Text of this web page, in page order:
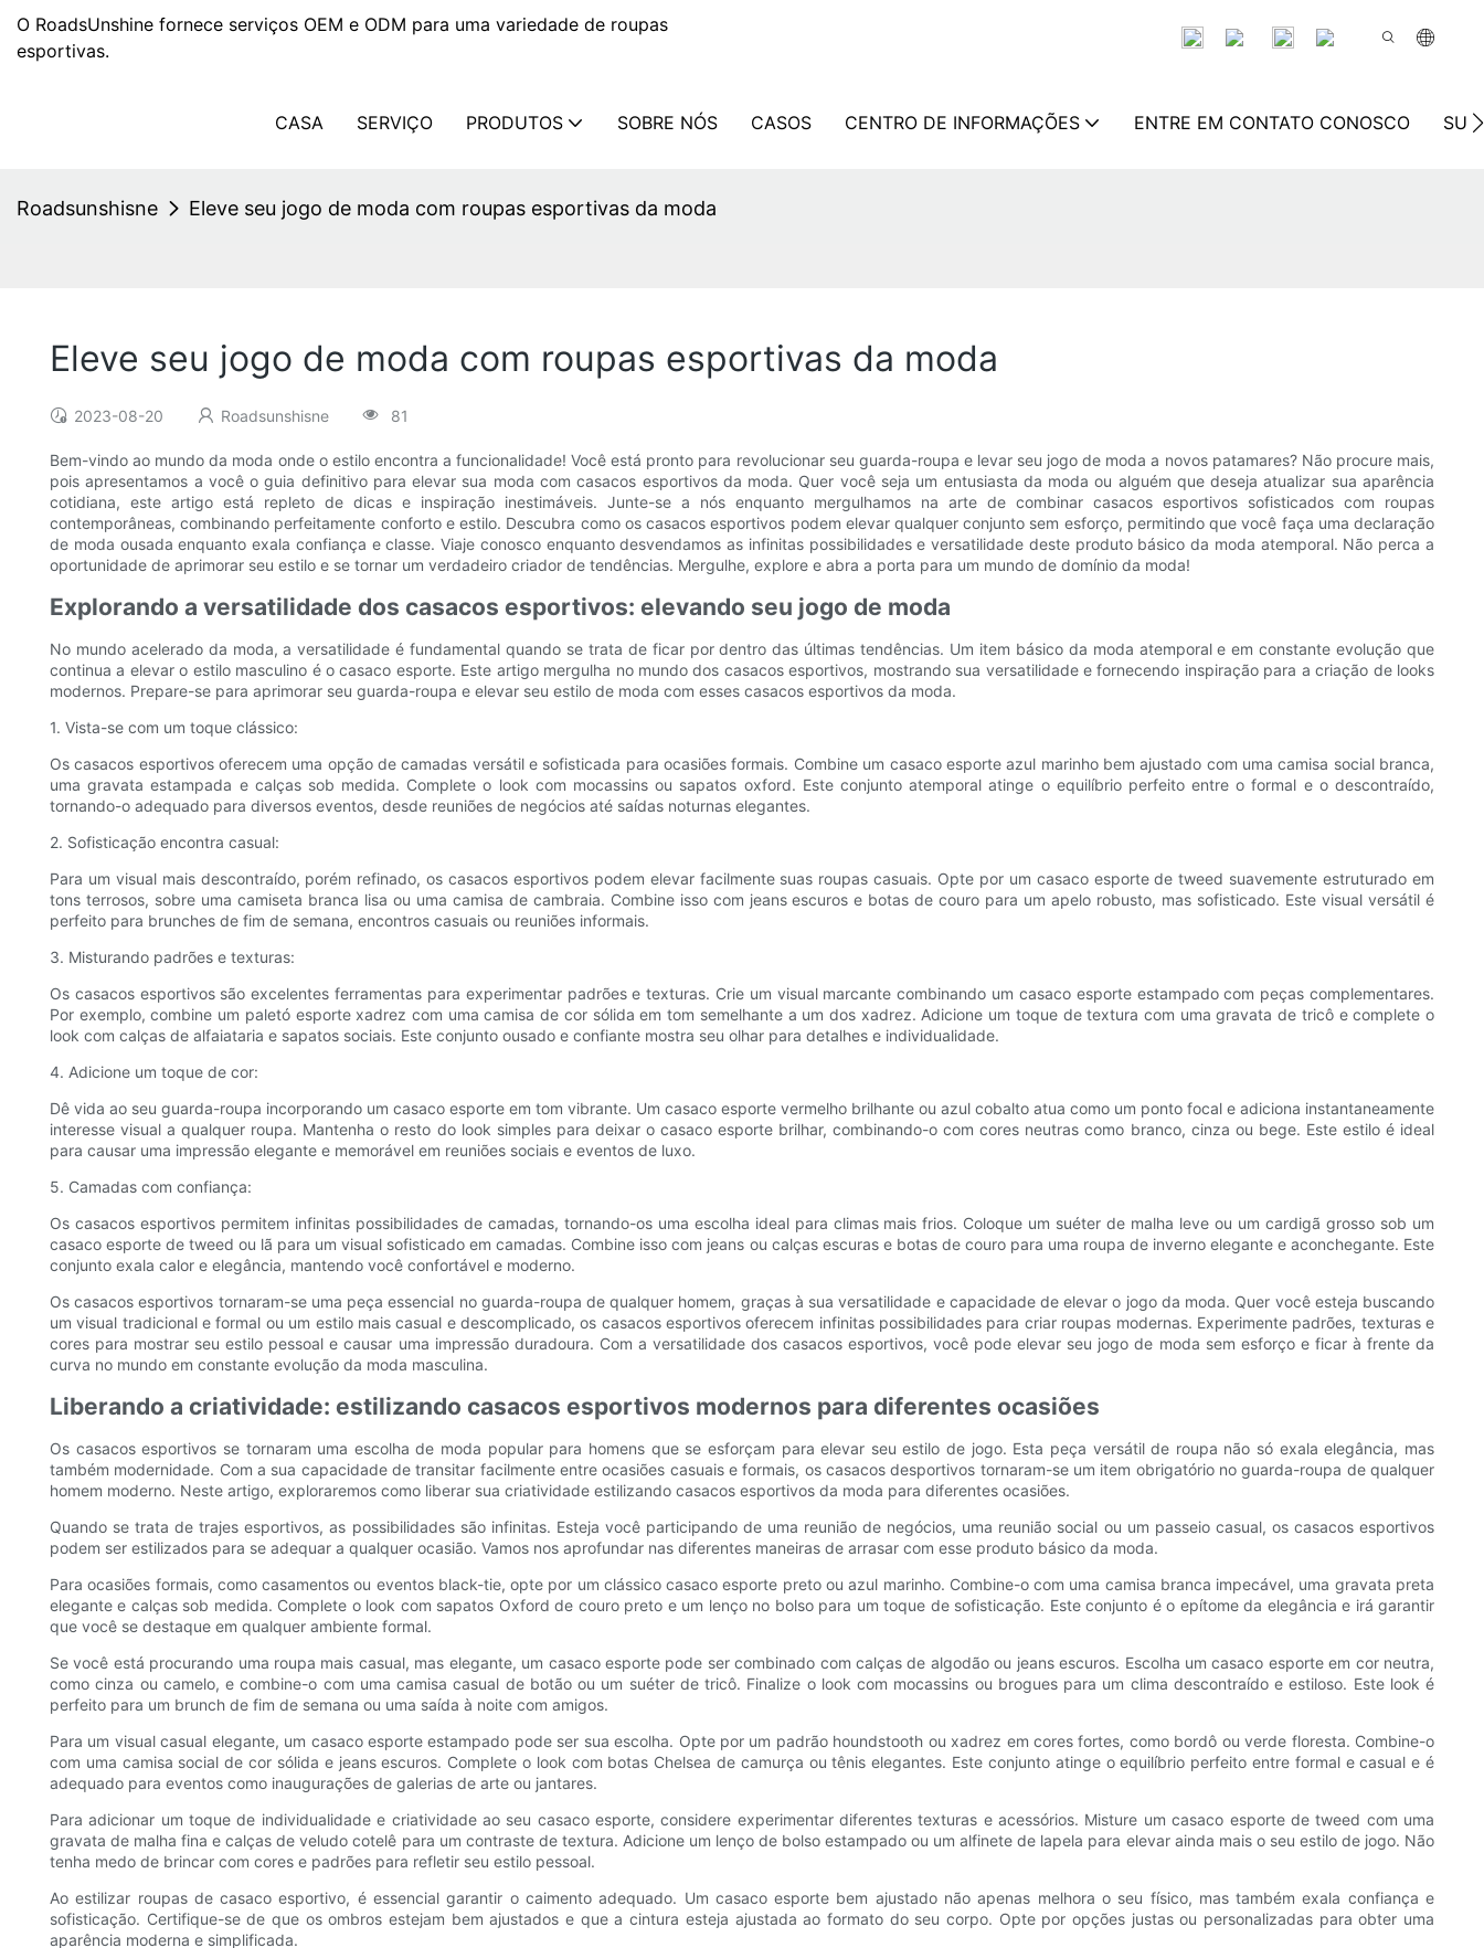
O RoadsUnshine fornece serviços OEM e ODM para uma variedade de roupas
esportivas.
CASA SERVIÇO PRODUTOS SOBRE NÓS CASOS CENTRO DE INFORMAÇÕES ENTRE EM CONTATO CONOSCO
Roadsunshisne Eleve seu jogo de moda com roupas esportivas da moda
Eleve seu jogo de moda com roupas esportivas da moda
2023-08-20 Roadsunshisne 81
Bem-vindo ao mundo da moda onde o estilo encontra a funcionalidade! Você está pronto para revolucionar seu guarda-roupa e levar seu jogo de moda a novos patamares? Não procure mais,
pois apresentamos a você o guia definitivo para elevar sua moda com casacos esportivos da moda. Quer você seja um entusiasta da moda ou alguém que deseja atualizar sua aparência
cotidiana, este artigo está repleto de dicas e inspiração inestimáveis. Junte-se a nós enquanto mergulhamos na arte de combinar casacos esportivos sofisticados com roupas
contemporâneas, combinando perfeitamente conforto e estilo. Descubra como os casacos esportivos podem elevar qualquer conjunto sem esforço, permitindo que você faça uma declaração
de moda ousada enquanto exala confiança e classe. Viaje conosco enquanto desvendamos as infinitas possibilidades e versatilidade deste produto básico da moda atemporal. Não perca a
oportunidade de aprimorar seu estilo e se tornar um verdadeiro criador de tendências. Mergulhe, explore e abra a porta para um mundo de domínio da moda!
Explorando a versatilidade dos casacos esportivos: elevando seu jogo de moda
No mundo acelerado da moda, a versatilidade é fundamental quando se trata de ficar por dentro das últimas tendências. Um item básico da moda atemporal e em constante evolução que
continua a elevar o estilo masculino é o casaco esporte. Este artigo mergulha no mundo dos casacos esportivos, mostrando sua versatilidade e fornecendo inspiração para a criação de looks
modernos. Prepare-se para aprimorar seu guarda-roupa e elevar seu estilo de moda com esses casacos esportivos da moda.
1. Vista-se com um toque clássico:
Os casacos esportivos oferecem uma opção de camadas versátil e sofisticada para ocasiões formais. Combine um casaco esporte azul marinho bem ajustado com uma camisa social branca,
uma gravata estampada e calças sob medida. Complete o look com mocassins ou sapatos oxford. Este conjunto atemporal atinge o equilíbrio perfeito entre o formal e o descontraído,
tornando-o adequado para diversos eventos, desde reuniões de negócios até saídas noturnas elegantes.
2. Sofisticação encontra casual:
Para um visual mais descontraído, porém refinado, os casacos esportivos podem elevar facilmente suas roupas casuais. Opte por um casaco esporte de tweed suavemente estruturado em
tons terrosos, sobre uma camiseta branca lisa ou uma camisa de cambraia. Combine isso com jeans escuros e botas de couro para um apelo robusto, mas sofisticado. Este visual versátil é
perfeito para brunches de fim de semana, encontros casuais ou reuniões informais.
3. Misturando padrões e texturas:
Os casacos esportivos são excelentes ferramentas para experimentar padrões e texturas. Crie um visual marcante combinando um casaco esporte estampado com peças complementares.
Por exemplo, combine um paletó esporte xadrez com uma camisa de cor sólida em tom semelhante a um dos xadrez. Adicione um toque de textura com uma gravata de tricô e complete o
look com calças de alfaiataria e sapatos sociais. Este conjunto ousado e confiante mostra seu olhar para detalhes e individualidade.
4. Adicione um toque de cor:
Dê vida ao seu guarda-roupa incorporando um casaco esporte em tom vibrante. Um casaco esporte vermelho brilhante ou azul cobalto atua como um ponto focal e adiciona instantaneamente
interesse visual a qualquer roupa. Mantenha o resto do look simples para deixar o casaco esporte brilhar, combinando-o com cores neutras como branco, cinza ou bege. Este estilo é ideal
para causar uma impressão elegante e memorável em reuniões sociais e eventos de luxo.
5. Camadas com confiança:
Os casacos esportivos permitem infinitas possibilidades de camadas, tornando-os uma escolha ideal para climas mais frios. Coloque um suéter de malha leve ou um cardigã grosso sob um
casaco esporte de tweed ou lã para um visual sofisticado em camadas. Combine isso com jeans ou calças escuras e botas de couro para uma roupa de inverno elegante e aconchegante. Este
conjunto exala calor e elegância, mantendo você confortável e moderno.
Os casacos esportivos tornaram-se uma peça essencial no guarda-roupa de qualquer homem, graças à sua versatilidade e capacidade de elevar o jogo da moda. Quer você esteja buscando
um visual tradicional e formal ou um estilo mais casual e descomplicado, os casacos esportivos oferecem infinitas possibilidades para criar roupas modernas. Experimente padrões, texturas e
cores para mostrar seu estilo pessoal e causar uma impressão duradoura. Com a versatilidade dos casacos esportivos, você pode elevar seu jogo de moda sem esforço e ficar à frente da
curva no mundo em constante evolução da moda masculina.
Liberando a criatividade: estilizando casacos esportivos modernos para diferentes ocasiões
Os casacos esportivos se tornaram uma escolha de moda popular para homens que se esforçam para elevar seu estilo de jogo. Esta peça versátil de roupa não só exala elegância, mas
também modernidade. Com a sua capacidade de transitar facilmente entre ocasiões casuais e formais, os casacos desportivos tornaram-se um item obrigatório no guarda-roupa de qualquer
homem moderno. Neste artigo, exploraremos como liberar sua criatividade estilizando casacos esportivos da moda para diferentes ocasiões.
Quando se trata de trajes esportivos, as possibilidades são infinitas. Esteja você participando de uma reunião de negócios, uma reunião social ou um passeio casual, os casacos esportivos
podem ser estilizados para se adequar a qualquer ocasião. Vamos nos aprofundar nas diferentes maneiras de arrasar com esse produto básico da moda.
Para ocasiões formais, como casamentos ou eventos black-tie, opte por um clássico casaco esporte preto ou azul marinho. Combine-o com uma camisa branca impecável, uma gravata preta
elegante e calças sob medida. Complete o look com sapatos Oxford de couro preto e um lenço no bolso para um toque de sofisticação. Este conjunto é o epítome da elegância e irá garantir
que você se destaque em qualquer ambiente formal.
Se você está procurando uma roupa mais casual, mas elegante, um casaco esporte pode ser combinado com calças de algodão ou jeans escuros. Escolha um casaco esporte em cor neutra,
como cinza ou camelo, e combine-o com uma camisa casual de botão ou um suéter de tricô. Finalize o look com mocassins ou brogues para um clima descontraído e estiloso. Este look é
perfeito para um brunch de fim de semana ou uma saída à noite com amigos.
Para um visual casual elegante, um casaco esporte estampado pode ser sua escolha. Opte por um padrão houndstooth ou xadrez em cores fortes, como bordô ou verde floresta. Combine-o
com uma camisa social de cor sólida e jeans escuros. Complete o look com botas Chelsea de camurça ou tênis elegantes. Este conjunto atinge o equilíbrio perfeito entre formal e casual e é
adequado para eventos como inaugurações de galerias de arte ou jantares.
Para adicionar um toque de individualidade e criatividade ao seu casaco esporte, considere experimentar diferentes texturas e acessórios. Misture um casaco esporte de tweed com uma
gravata de malha fina e calças de veludo cotelê para um contraste de textura. Adicione um lenço de bolso estampado ou um alfinete de lapela para elevar ainda mais o seu estilo de jogo. Não
tenha medo de brincar com cores e padrões para refletir seu estilo pessoal.
Ao estilizar roupas de casaco esportivo, é essencial garantir o caimento adequado. Um casaco esporte bem ajustado não apenas melhora o seu físico, mas também exala confiança e
sofisticação. Certifique-se de que os ombros estejam bem ajustados e que a cintura esteja ajustada ao formato do seu corpo. Opte por opções justas ou personalizadas para obter uma
aparência moderna e simplificada.